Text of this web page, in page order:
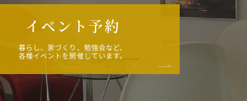
イベント予約
暮らし、家づくり、勉強会など、
各種イベントを開催しています。